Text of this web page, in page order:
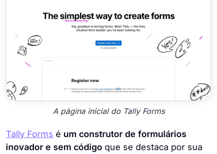
A página inicial do Tally Forms
Tally Forms é um construtor de formulários
inovador e sem código que se destaca por sua